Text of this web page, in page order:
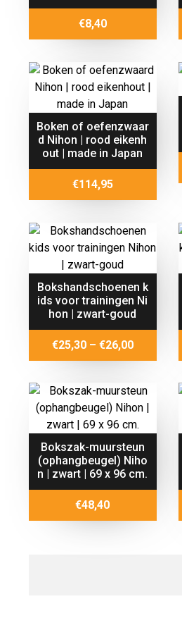
€8,40
Boken of oefenzwaar
d Nihon | rood eikenh
out | made in Japan
€114,95
Bokshandschoenen k
ids voor trainingen Ni
hon | zwart-goud
€25,30 – €26,00Price
range:
through
€26,00
Bokszak-muursteun
(ophangbeugel) Niho
n | zwart | 69 x 96 cm.
€48,40